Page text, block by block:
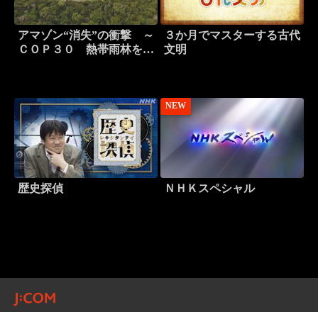
アマゾン“消失”の衝撃 ～
ＣＯＰ３０ 熱帯雨林を守
３か月でマスターする古代
文明
歴史探偵
NEW
ＮＨＫスペシャル